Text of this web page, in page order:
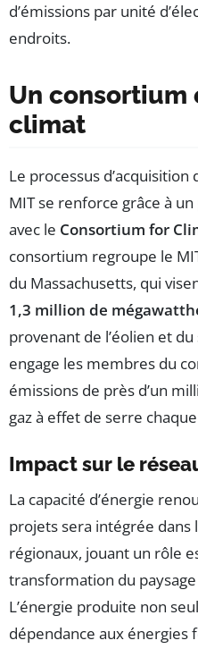
d’émissions par unité
endroits.
Un consortium
climat
Le processus
MIT se renforce grâce à
avec le Consortium for
consortium regroupe le
du Massachusetts, qui
1,3 million de
provenant de l’éolien et
engage les membres du
émissions de près d’un
gaz à effet de serre
Impact sur le
La capacité d’énergie
projets sera intégrée dans
régionaux, jouant un rôle
transformation du
L’énergie produite non
dépendance aux énergies